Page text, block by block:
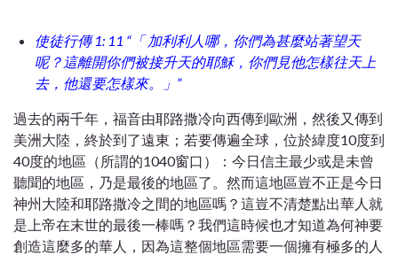
使徒行傳 1: 11 “「 加利利人哪，你們為甚麼站著望天
呢？這離開你們被接升天的耶穌，你們見他怎樣往天上
去，他還要怎樣來。」”
過去的兩千年，福音由耶路撒冷向西傳到歐洲，然後又傳到
美洲大陸，終於到了遠東；若要傳遍全球，位於緯度10度到
40度的地區（所謂的1040窗口）：今日信主最少或是未曾
聽聞的地區，乃是最後的​​地區了。然而這地區豈不正是今日
神州大陸和耶路撒冷之間的地區嗎？這豈不清楚點出華人就
是上帝在末世的最後一棒嗎？我們這時候也才知道為何神要
創造這麼多的華人，因為這整個地區需要一個擁有極多的人